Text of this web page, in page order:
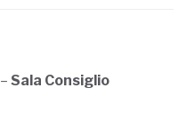
– Sala Consiglio